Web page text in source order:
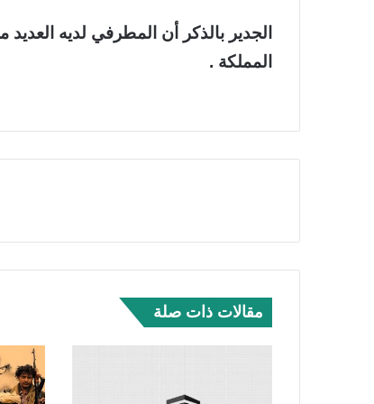
الجدير بالذكر أن المطرفي لديه العديد
المملكة .
مقالات ذات صلة